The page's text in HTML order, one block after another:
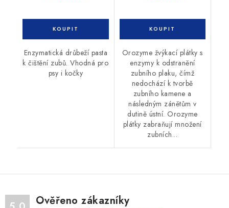
Enzymatická drůbeží pasta
k čištění zubů. Vhodná pro
psy i kočky
Orozyme žvýkací plátky s
enzymy k odstranění
zubního plaku, čímž
nedochází k tvorbě
zubního kamene a
následným zánětům v
dutině ústní. Orozyme
plátky zabraňují množení
zubních...
Ověřeno zákazníky